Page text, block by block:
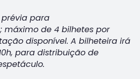
prévia para
máximo de 4 bilhetes por
disponível. A bilheteira irá
para distribuição de